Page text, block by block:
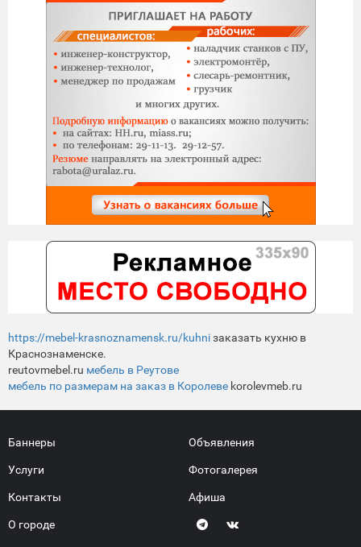
https://mebel-krasnoznamensk.ru/kuhniзаказать кухню в
Краснознаменске.
reutovmebel.ru мебель в Реутове
мебель по размерам на заказ в Королеве korolevmeb.ru
Баннеры
Услуги
Контакты
О городе
Объявления
Фотогалерея
Афиша